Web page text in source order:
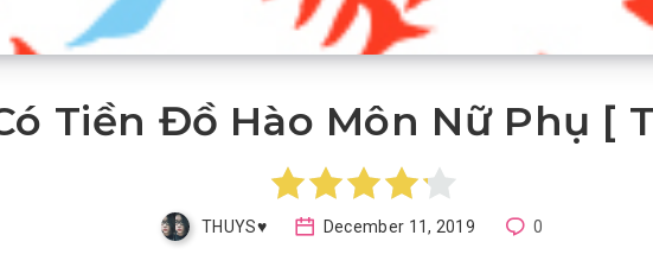
Tiền Đồ Hào Môn Nữ Phụ [
THUYS♥️ December 11, 2019 0